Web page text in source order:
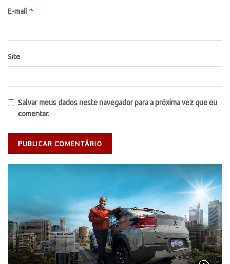
E-mail *
Site
Salvar meus dados neste navegador para a próxima vez que eu
comentar.